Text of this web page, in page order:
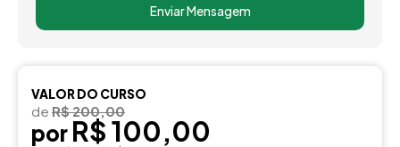
Enviar Mensagem
VALOR DO CURSO
de R$ 200,00
por R$ 100,00